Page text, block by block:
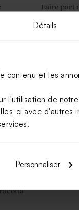
Détails
contenu et les
l'utilisation de
ci avec d'autres
Personnaliser
Faire part